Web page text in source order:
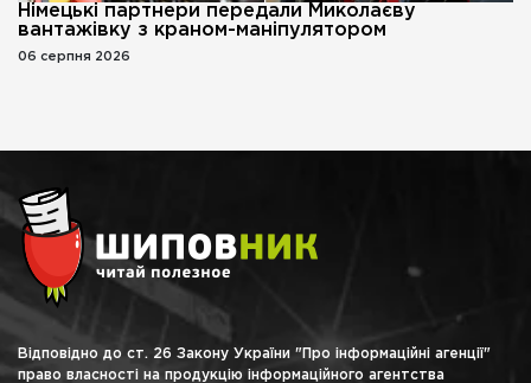
Німецькі партнери передали Миколаєву
вантажівку з краном-маніпулятором
06 серпня 2026
Відповідно до ст. 26 Закону України "Про інформаційні агенції"
право власності на продукцію інформаційного агентства